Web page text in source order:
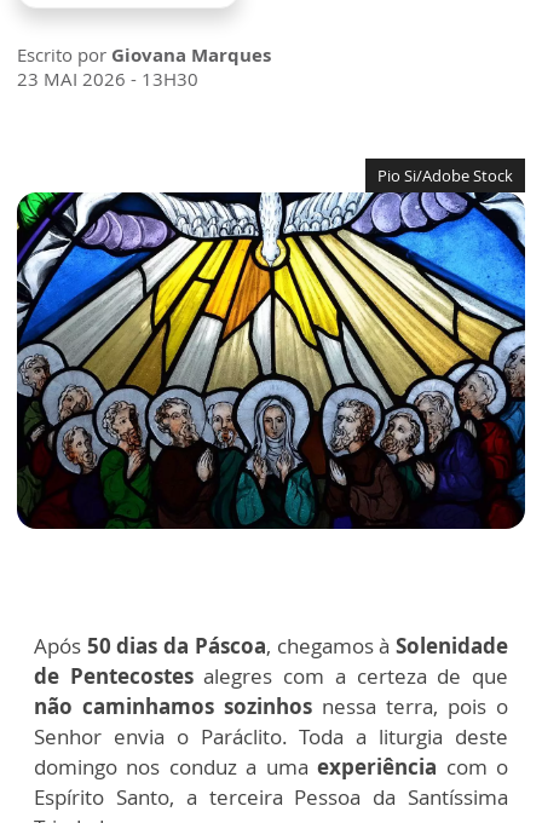
Escrito por Giovana Marques
23 MAI 2026 - 13H30
Pio Si/Adobe Stock
Após 50 dias da Páscoa, chegamos àSolenidade
de Pentecostesalegres com a certeza de que
não caminhamos sozinhos nessa terra, pois o
Senhor envia o Paráclito. Toda a liturgia deste
domingo nos conduz a umaexperiência com o
Espírito Santo, a terceira Pessoa da Santíssima